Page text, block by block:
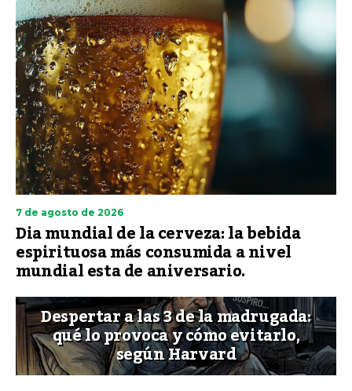
7 de agosto de 2026
Dia mundial de la cerveza: la bebida
espirituosa más consumida a nivel
mundial esta de aniversario.
Despertar a las 3 de la madrugada:
qué lo provoca y cómo evitarlo,
según Harvard